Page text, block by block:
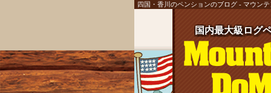
四国・香川のペンションのブログ - マウン
国内最大級ログ
国内最大級ログ
国内最大級ログ
国内最大級ログ
国内最大級ログ
国内最大級ログ
国内最大級ログ
国内最大級ログ
国内最大級ログ
国内最大級ログ
国内最大級ログ
国内最大級ログ
国内最大級ログ
国内最大級ログ
国内最大級ログ
国内最大級ログ
国内最大級ログ
国内最大級ログ
国内最大級ログ
国内最大級ログ
国内最大級ログ
国内最大級ログ
国内最大級ログ
国内最大級ログ
国内最大級ログ